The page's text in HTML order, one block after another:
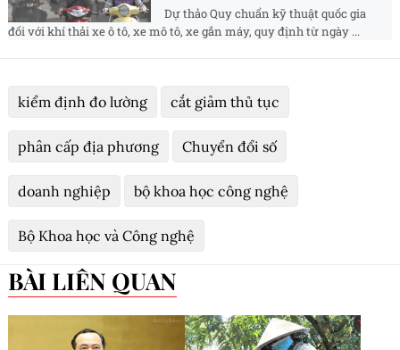
Dự thảo Quy chuẩn kỹ thuật quốc gia
đối với khí thải xe ô tô, xe mô tô, xe gắn máy, quy định từ ngày ...
kiểm định đo lường cắt giảm thủ tục
phân cấp địa phương Chuyển đổi số
doanh nghiệp bộ khoa học công nghệ
Bộ Khoa học và Công nghệ
BÀI LIÊN QUAN